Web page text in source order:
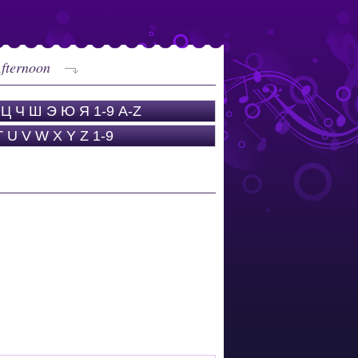
Ц Ч Ш Э Ю Я 1-9 A-Z
U V W X Y Z 1-9